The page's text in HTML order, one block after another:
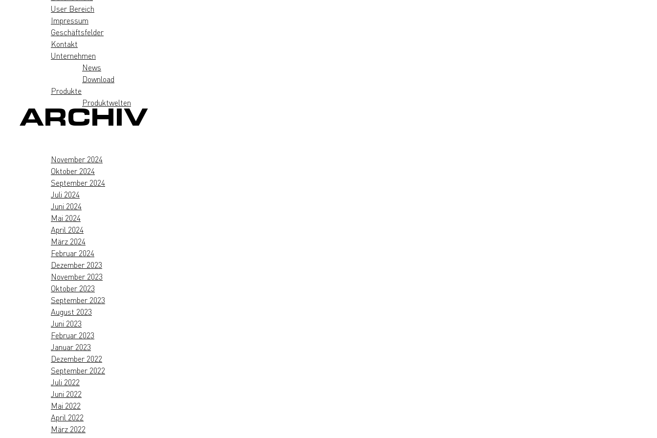
User Bereich
Impressum
Geschäftsfelder
Kontakt
Unternehmen
News
Download
Produkte
Produktwelten
ARCHIV
November 2024
Oktober 2024
September 2024
Juli 2024
Juni 2024
Mai 2024
April 2024
März 2024
Februar 2024
Dezember 2023
November 2023
Oktober 2023
September 2023
August 2023
Juni 2023
Februar 2023
Januar 2023
Dezember 2022
September 2022
Juli 2022
Juni 2022
Mai 2022
April 2022
März 2022